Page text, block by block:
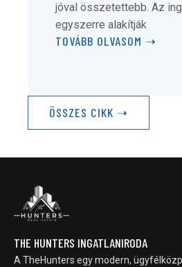
jóval összetettebb. Az
egyszerre alakítják
TOVÁBB OLVASOM ➝
ÖSSZES CIKK ➝
THE HUNTERS INGATLANIRODA
A TheHunters egy modern,